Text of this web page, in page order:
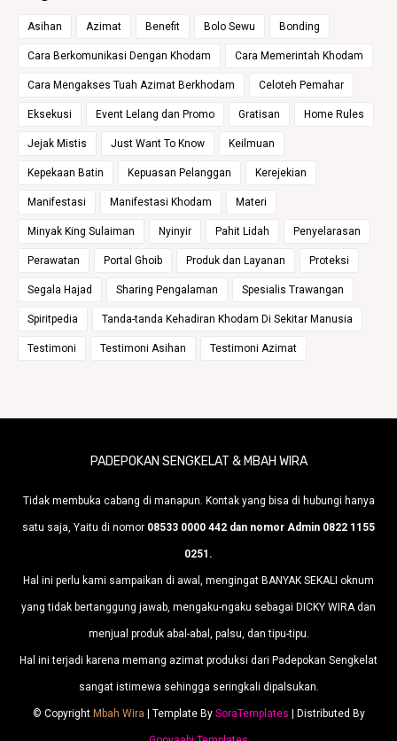
Asihan Azimat Benefit Bolo Sewu Bonding
Cara Berkomunikasi Dengan Khodam Cara Memerintah Khodam
Cara Mengakses Tuah Azimat Berkhodam Celoteh Pemahar
Eksekusi Event Lelang dan Promo Gratisan Home Rules
Jejak Mistis Just Want To Know Keilmuan
Kepekaan Batin Kepuasan Pelanggan Kerejekian
Manifestasi Manifestasi Khodam Materi
Minyak King Sulaiman Nyinyir Pahit Lidah Penyelarasan
Perawatan Portal Ghoib Produk dan Layanan Proteksi
Segala Hajad Sharing Pengalaman Spesialis Trawangan
Spiritpedia Tanda-tanda Kehadiran Khodam Di Sekitar Manusia
Testimoni Testimoni Asihan Testimoni Azimat
PADEPOKAN SENGKELAT & MBAH WIRA
Tidak membuka cabang di manapun. Kontak yang bisa di hubungi hanya
satu saja, Yaitu di nomor 08533 0000 442 dan nomor Admin 0822 1155
0251.
Hal ini perlu kami sampaikan di awal, mengingat BANYAK SEKALI oknum
yang tidak bertanggung jawab, mengaku-ngaku sebagai DICKY WIRA dan
menjual produk abal-abal, palsu, dan tipu-tipu.
Hal ini terjadi karena memang azimat produksi dari Padepokan Sengkelat
sangat istimewa sehingga seringkali dipalsukan.
© Copyright Mbah Wira | Template By SoraTemplates | Distributed By